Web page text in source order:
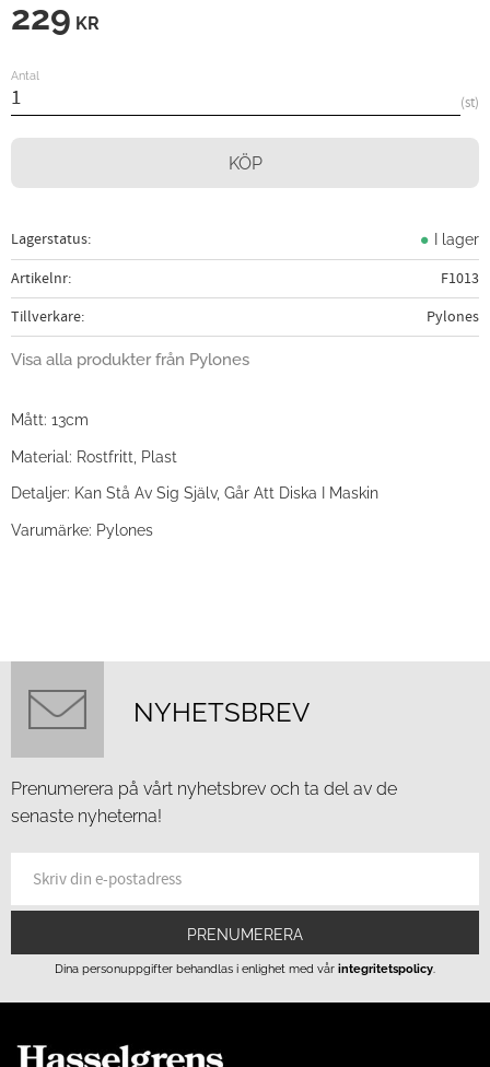
229 KR
Antal
st
KÖP
Lagerstatus I lager
Artikelnr
F1013
Tillverkare
Pylones
Visa alla produkter från Pylones
Mått: 13cm
Material: Rostfritt, Plast
Detaljer: Kan Stå Av Sig Själv, Går Att Diska I Maskin
Varumärke: Pylones
NYHETSBREV
Prenumerera på vårt nyhetsbrev och ta del av de
senaste nyheterna!
PRENUMERERA
Dina personuppgifter behandlas i enlighet med vår integritetspolicy